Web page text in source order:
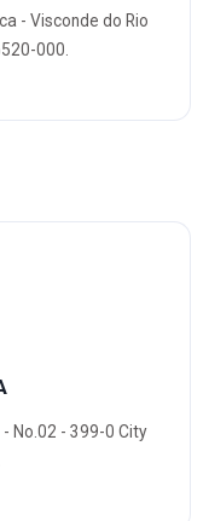
- Visconde do Rio
000.
No.02 - 399-0 City